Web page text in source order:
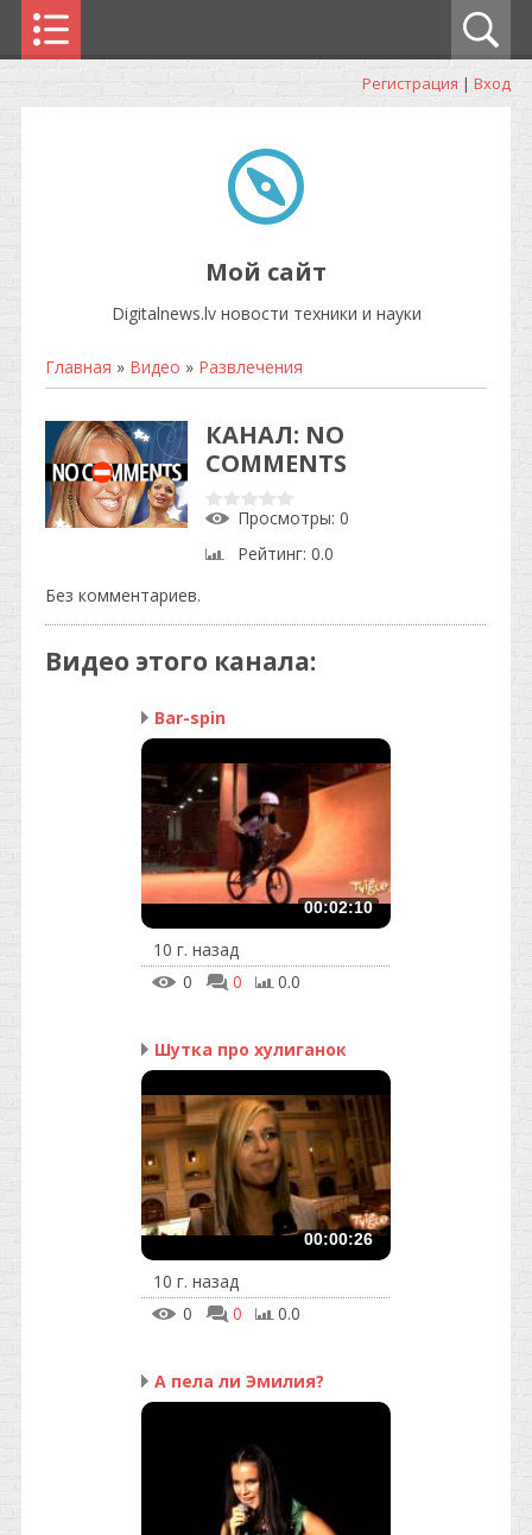
Регистрация | Вход
Мой сайт
Digitalnews.lv новости техники и науки
Главная » Видео » Развлечения
КАНАЛ: NO
COMMENTS
Просмотры: 0
Рейтинг: 0.0
Без комментариев.
Видео этого канала:
Bar-spin
00:02:10
10 г. назад
0
0 0.0
Шутка про хулиганок
00:00:26
10 г. назад
0
0 0.0
А пела ли Эмилия?